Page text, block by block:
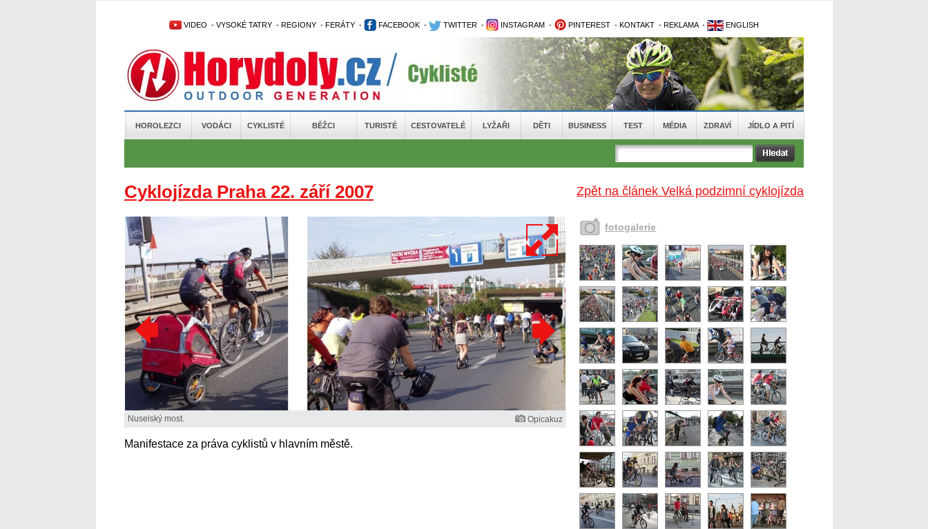
VIDEO - VYSOKÉ TATRY - REGIONY - FERÁTY - FACEBOOK - TWITTER - INSTAGRAM - PINTEREST - KONTAKT - REKLAMA - ENGLISH
HOROLEZCI VODÁCI CYKLISTÉ BĚŽCI TURISTÉ CESTOVATELÉ LYŽAŘI DĚTI BUSINESS TEST MÉDIA ZDRAVÍ JÍDLO A PITÍ
Zpět na článek Velká podzimní cyklojízda
Cyklojízda Praha 22. září 2007
Nuselský most. Opicakuz
Manifestace za práva cyklistů v hlavním městě.
fotogalerie